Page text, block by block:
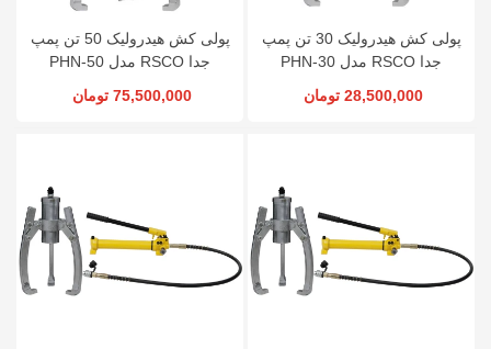
پولی کش هیدرولیک 30 تن پمپ
جدا RSCO مدل PHN-30
28,500,000 تومان
پولی کش هیدرولیک 50 تن پمپ
جدا RSCO مدل PHN-50
75,500,000 تومان